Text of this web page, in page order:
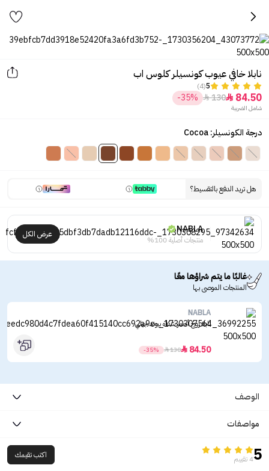
نابلا خافي عيوب كونسيلر كلوس اب
5
(4)
84.50

130

-35%
شامل الضريبة
درجة الكونسيلر: Cocoa
هل تريد الدفع بالتقسيط؟
NABLA
منتجات أصلية 100%
عرض الكل
غالبًا ما يتم شراؤها معًا
المنتجات الموصى بها
NABLA
نابلا روج أحمر شفاه بيوند جيلي
84.50

130

-35%
الوصف
مواصفات
54 تقييم اكتب تقيمك